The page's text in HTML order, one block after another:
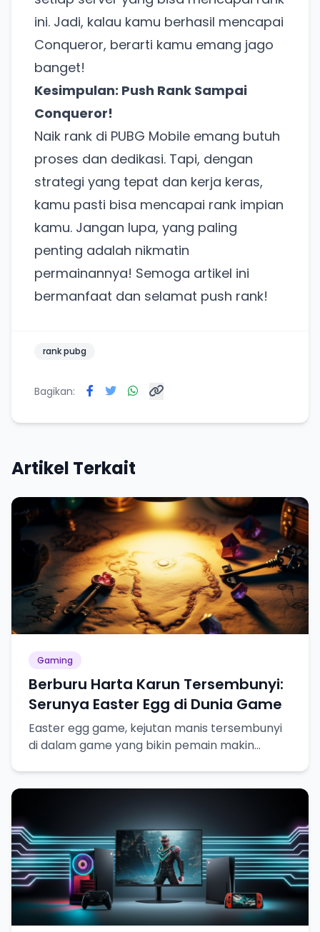
ini. Jadi, kalau kamu berhasil mencapai
Conqueror, berarti kamu emang jago
banget!
Kesimpulan: Push Rank Sampai
Conqueror!
Naik rank di PUBG Mobile emang butuh
proses dan dedikasi. Tapi, dengan
strategi yang tepat dan kerja keras,
kamu pasti bisa mencapai rank impian
kamu. Jangan lupa, yang paling
penting adalah nikmatin
permainannya! Semoga artikel ini
bermanfaat dan selamat push rank!
rank pubg
Bagikan:
Artikel Terkait
Gaming
Berburu Harta Karun Tersembunyi:
Serunya Easter Egg di Dunia Game
Easter egg game, kejutan manis tersembunyi
di dalam game yang bikin pemain makin
Ada Website Baru!
Khusus untuk kamu yang mau coba
Punya website SMM baru nih! Coba BulkFame
untuk pengalaman lebih baik.
Tanpa daftar ulang, gratis dicoba. Kamu tetap bisa
pakai Zona Sosmed kapan saja.
Coba BulkFame
Lain kali saja